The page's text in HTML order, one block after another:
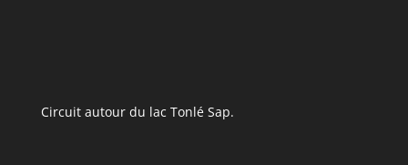
Circuit autour du lac Tonlé Sap.